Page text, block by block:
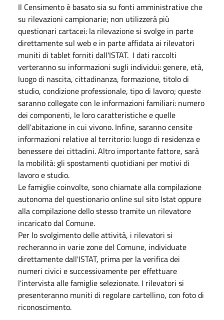
Il Censimento è basato sia su fonti amministrative che
su rilevazioni campionarie; non utilizzerà più
questionari cartacei: la rilevazione si svolge in parte
direttamente sul web e in parte affidata ai rilevatori
muniti di tablet forniti dall'ISTAT. I dati raccolti
verteranno su informazioni sugli individui: genere, età,
luogo di nascita, cittadinanza, formazione, titolo di
studio, condizione professionale, tipo di lavoro; queste
saranno collegate con le informazioni familiari: numero
dei componenti, le loro caratteristiche e quelle
dell'abitazione in cui vivono. Infine, saranno censite
informazioni relative al territorio: luogo di residenza e
benessere dei cittadini. Altro importante fattore, sarà
la mobilità: gli spostamenti quotidiani per motivi di
lavoro e studio.
Le famiglie coinvolte, sono chiamate alla compilazione
autonoma del questionario online sul sito Istat oppure
alla compilazione dello stesso tramite un rilevatore
incaricato dal Comune.
Per lo svolgimento delle attività, i rilevatori si
recheranno in varie zone del Comune, individuate
direttamente dall'ISTAT, prima per la verifica dei
numeri civici e successivamente per effettuare
l'intervista alle famiglie selezionate. I rilevatori si
presenteranno muniti di regolare cartellino, con foto di
riconoscimento.